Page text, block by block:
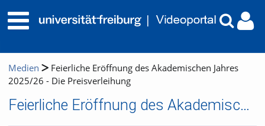
Medien
Feierliche Eröffnung des Akademischen Jahres
2025/26 - Die Preisverleihung
Feierliche Eröffnung des Akademischen Jahres 2025/26 - Die Preisverleihung